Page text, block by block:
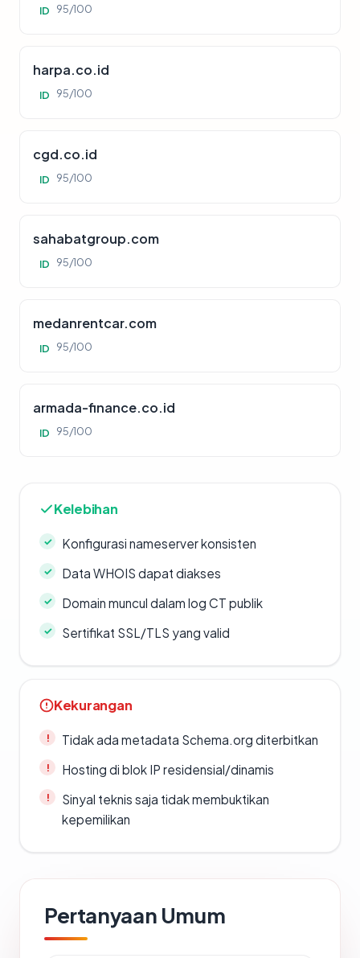
ID 95/100
harpa.co.id
ID 95/100
cgd.co.id
ID 95/100
sahabatgroup.com
ID 95/100
medanrentcar.com
ID 95/100
armada-finance.co.id
ID 95/100
Kelebihan
Konfigurasi nameserver konsisten
Data WHOIS dapat diakses
Domain muncul dalam log CT publik
Sertifikat SSL/TLS yang valid
Kekurangan
Tidak ada metadata Schema.org diterbitkan
Hosting di blok IP residensial/dinamis
Sinyal teknis saja tidak membuktikan
kepemilikan
Pertanyaan Umum